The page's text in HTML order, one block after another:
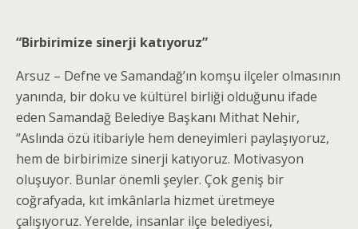
“Birbirimize sinerji katıyoruz”
Arsuz – Defne ve Samandağ’ın komşu ilçeler olmasının
yanında, bir doku ve kültürel birliği olduğunu ifade
eden Samandağ Belediye Başkanı Mithat Nehir,
“Aslında özü itibariyle hem deneyimleri paylaşıyoruz,
hem de birbirimize sinerji katıyoruz. Motivasyon
oluşuyor. Bunlar önemli şeyler. Çok geniş bir
coğrafyada, kıt imkânlarla hizmet üretmeye
çalışıyoruz. Yerelde, insanlar ilçe belediyesi,